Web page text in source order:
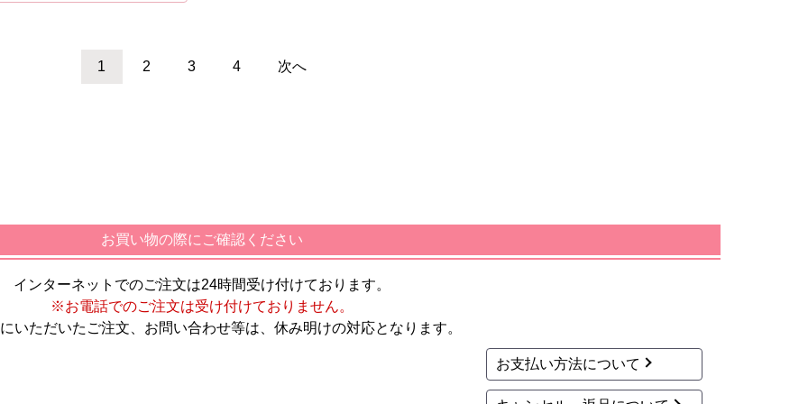
1 2 3 4 次へ
お買い物の際にご確認ください
インターネットでのご注文は24時間受け付けております。
※お電話でのご注文は受け付けておりません。
いただいたご注文、お問い合わせ等は、休み明けの対応となります。
お支払い方法について